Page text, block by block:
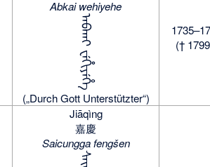
Abkai wehiyehe
ᠠᠪᡴᠠᡳ ᠸᡝᡥᡳᠶᡝᡥᡝ
(„Durch Gott Unterstützter“)
(†
Jiāqìng
嘉慶
Saicungga fengšen